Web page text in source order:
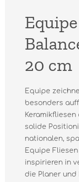
20 cm
Equipe
besonders
solide
nationalen,
Equipe
inspirieren in
die Planer und